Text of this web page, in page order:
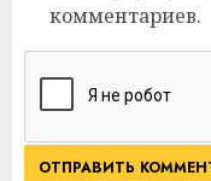
комментариев.